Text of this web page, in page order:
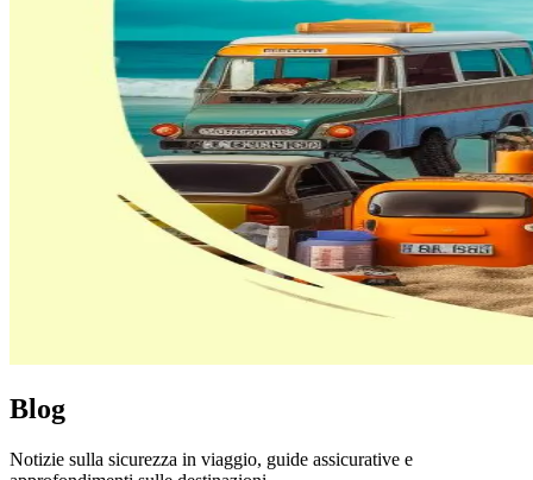
Blog
Notizie sulla sicurezza in viaggio, guide assicurative e